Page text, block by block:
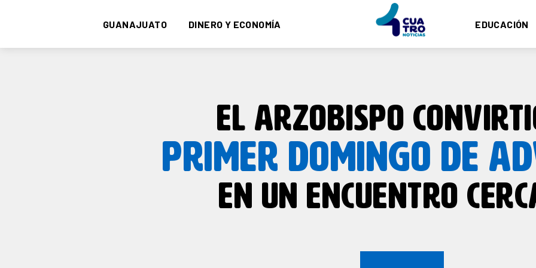
GUANAJUATO DINERO Y ECONOMÍA EDUCACIÓN
EL ARZOBISPO
PRIMER DOMINGO DE
EN UN ENCUENTRO